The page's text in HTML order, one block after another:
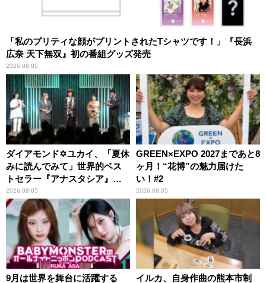
「私のプリティな顔がプリントされたTシャツです！」『長浜
広奈 天下無双』初の番組グッズ発売
2026.08.05
ダイアモンド✡ユカイ、「夏休
みに読んでみて」世界的ベス
トセラー『アナスタシア』を
紹介
2026.08.05
GREEN×EXPO 2027まであと8
ヶ月！“花博”の魅力届けた
い！#2
2026.08.05
9月は世界を舞台に活躍する
イルカ、自身作曲の熊本市制